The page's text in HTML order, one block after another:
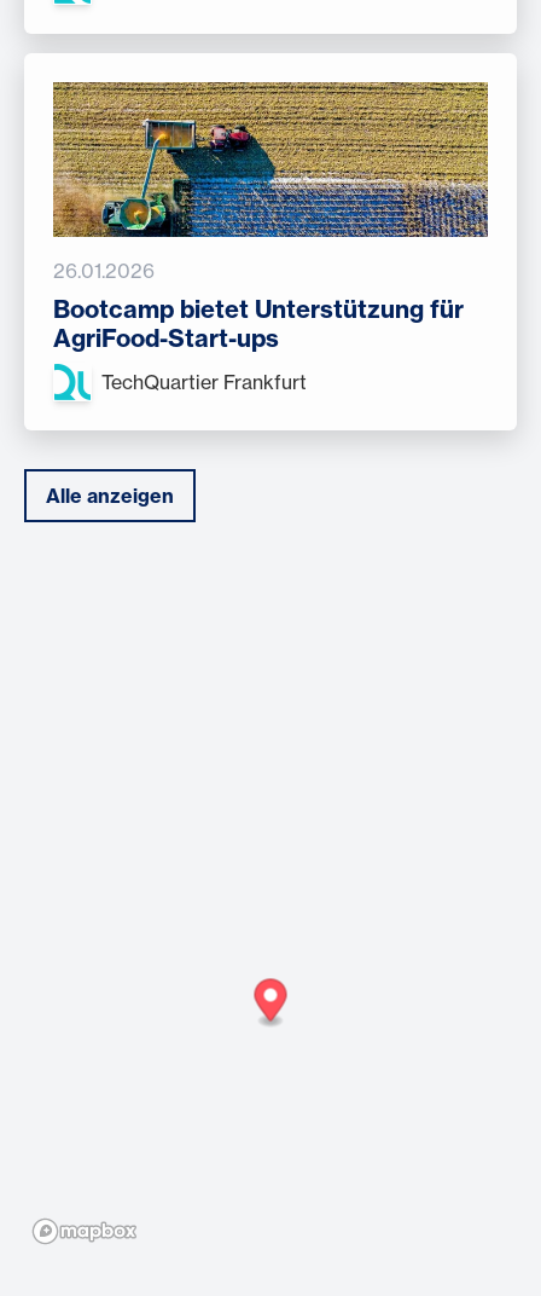
26.01.2026
Bootcamp bietet Unterstützung für
AgriFood-Start-ups
TechQuartier Frankfurt
Alle anzeigen